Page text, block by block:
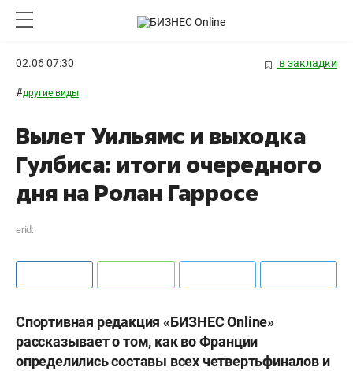
02.06 07:30 в закладки
#другие виды
Вылет Уильямс и выходка
Гулбиса: итоги очередного
дня на Ролан Гарросе
erid:
Спортивная редакция «БИЗНЕС Online»
рассказывает о том, как во Франции
определились составы всех четвертьфиналов и